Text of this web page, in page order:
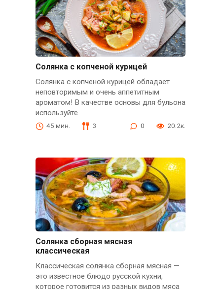
Солянка с копченой курицей
Солянка с копченой курицей обладает
неповторимым и очень аппетитным
ароматом! В качестве основы для бульона
используйте
45 мин. 3 0 20.2к.
Солянка сборная мясная
классическая
Классическая солянка сборная мясная —
это известное блюдо русской кухни,
которое готовится из разных видов мяса